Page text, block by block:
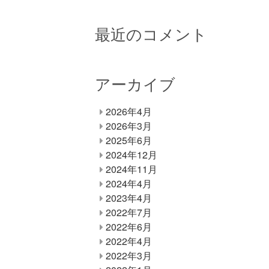
最近のコメント
アーカイブ
2026年4月
2026年3月
2025年6月
2024年12月
2024年11月
2024年4月
2023年4月
2022年7月
2022年6月
2022年4月
2022年3月